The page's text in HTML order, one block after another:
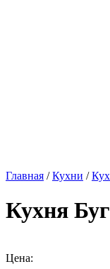
Главная /Кухни /
Кухня
Цена: